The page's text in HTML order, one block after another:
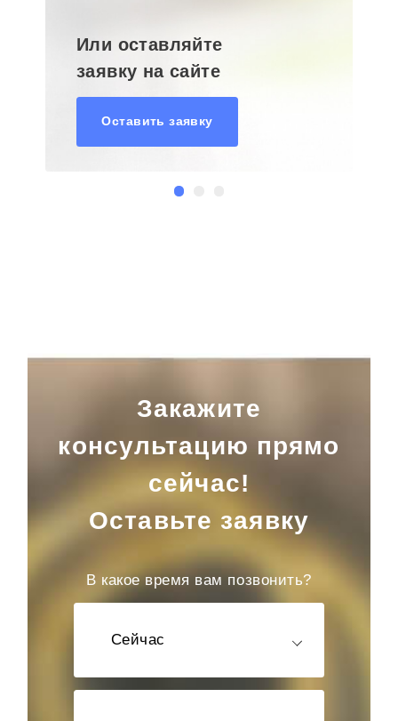
Или оставляйте
заявку на сайте
Оставить заявку
Закажите
консультацию прямо
сейчас!
Оставьте заявку
В какое время вам позвонить?
Сейчас